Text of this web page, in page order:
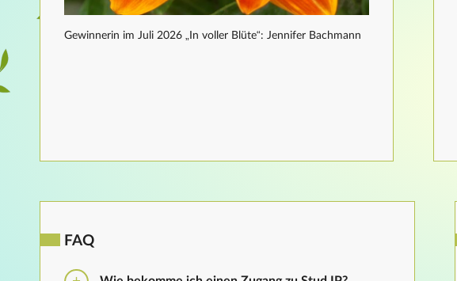
Gewinnerin im Juli 2026 „In voller Blüte“: Jennifer Bachmann
FAQ